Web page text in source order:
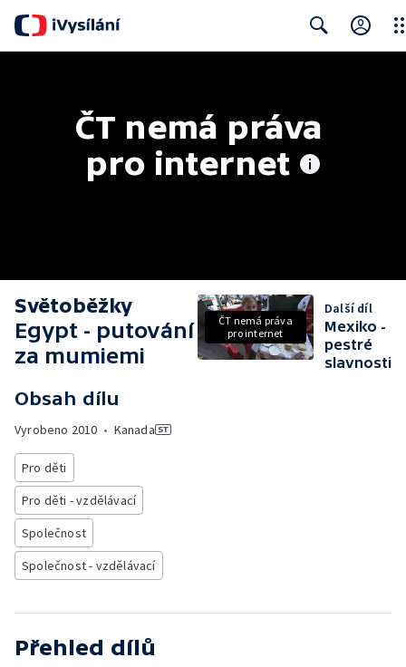
ČT nemá práva
pro internet
Světoběžky
Egypt - putování
za mumiemi
Obsah dílu
Vyrobeno 2010 • Kanada
Pro děti
Pro děti - vzdělávací
Společnost
Společnost - vzdělávací
ČT nemá práva
pro internet
Další díl
Mexiko -
pestré
slavnosti
Přehled dílů